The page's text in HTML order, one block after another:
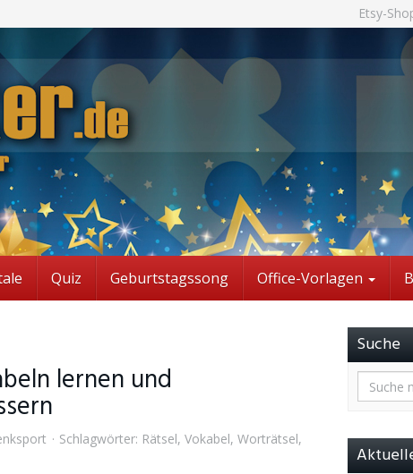
Etsy-
Quiz Geburtstagssong Office-Vorlagen
lernen und
Schlagwörter: Rätsel, Vokabel, Worträtsel,
Suche